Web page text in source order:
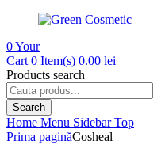
0Your
Cart 0 Item(s) 0.00 lei
Products search
Search
Home Menu Sidebar Top
Prima paginăCosheal